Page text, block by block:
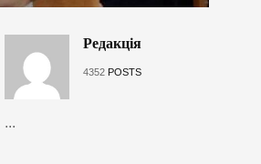
Редакція
4352 POSTS
...